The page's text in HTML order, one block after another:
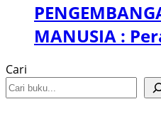
MANUSIA :
Cari